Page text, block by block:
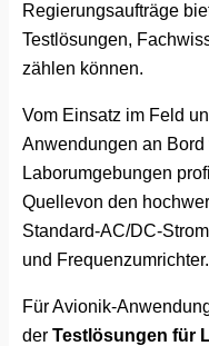
Regierungsaufträge
Testlösungen,
zählen können.
Vom Einsatz im Feld
Anwendungen an
Laborumgebungen
Quellevon den
Standard-AC/DC-
und Frequenzumrichter.
Für Avionik-
der Testlösungen für